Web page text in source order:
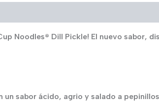
Noodles® Dill Pickle! El nuevo sabor,
un sabor ácido, agrio y salado a